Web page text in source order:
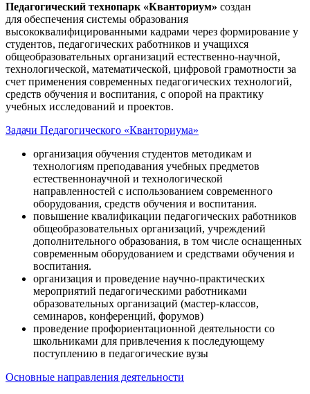
Педагогический технопарк «Кванториум» создан
для обеспечения системы образования
высококвалифицированными кадрами через формирование у
студентов, педагогических работников и учащихся
общеобразовательных организаций естественно-научной,
технологической, математической, цифровой грамотности за
счет применения современных педагогических технологий,
средств обучения и воспитания, с опорой на практику
учебных исследований и проектов.
Задачи Педагогического «Кванториума»
организация обучения студентов методикам и
технологиям преподавания учебных предметов
естественнонаучной и технологической
направленностей с использованием современного
оборудования, средств обучения и воспитания.
повышение квалификации педагогических работников
общеобразовательных организаций, учреждений
дополнительного образования, в том числе оснащенных
современным оборудованием и средствами обучения и
воспитания.
организация и проведение научно-практических
мероприятий педагогическими работниками
образовательных организаций (мастер-классов,
семинаров, конференций, форумов)
проведение профориентационной деятельности со
школьниками для привлечения к последующему
поступлению в педагогические вузы
Основные направления деятельности